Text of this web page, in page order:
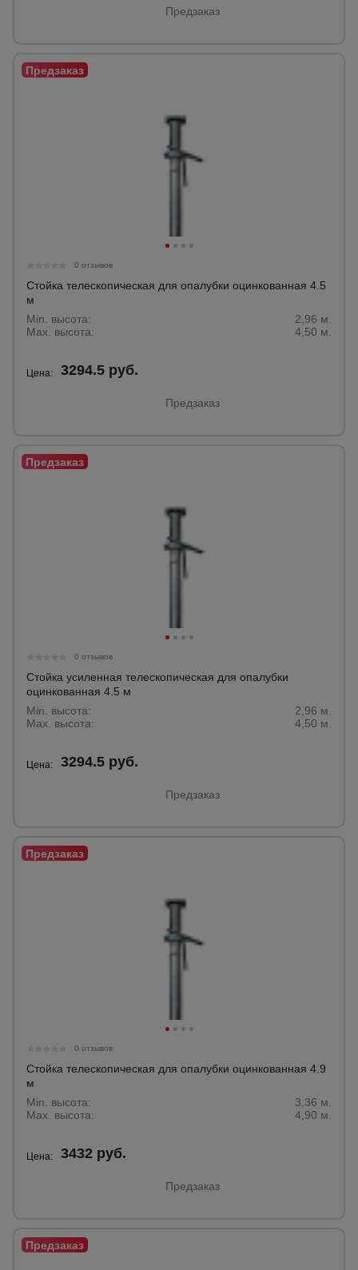
Предзаказ
0 отзывов
Стойка телескопическая для опалубки оцинкованная 4.5
м
Min. высота:
2,96 м.
Max. высота:
4,50 м.
Цена: 3294.5 руб.
Предзаказ
0 отзывов
Стойка усиленная телескопическая для опалубки
оцинкованная 4.5 м
Min. высота:
2,96 м.
Max. высота:
4,50 м.
Цена: 3294.5 руб.
Предзаказ
0 отзывов
Стойка телескопическая для опалубки оцинкованная 4.9
м
Min. высота:
3,36 м.
Max. высота:
4,90 м.
Цена: 3432 руб.
Предзаказ